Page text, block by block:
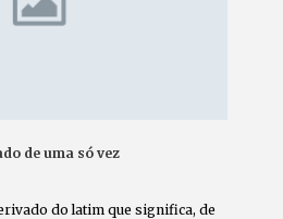
de uma só vez
do latim que significa, de